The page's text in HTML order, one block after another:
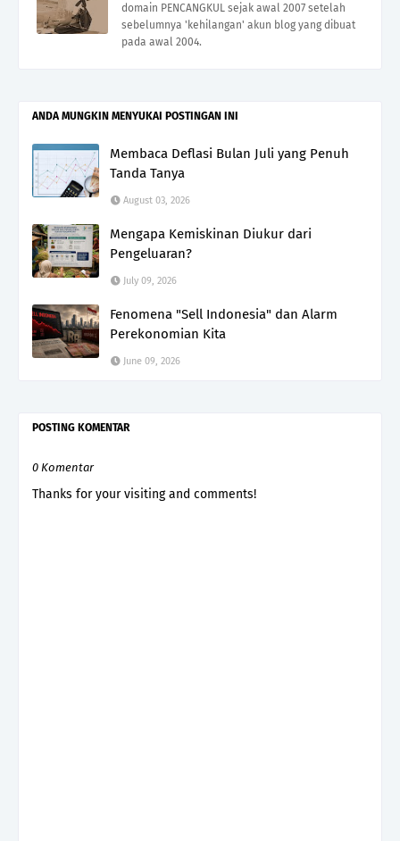
domain PENCANGKUL sejak awal 2007 setelah
sebelumnya 'kehilangan' akun blog yang dibuat
pada awal 2004.
ANDA MUNGKIN MENYUKAI POSTINGAN INI
Membaca Deflasi Bulan Juli yang Penuh
Tanda Tanya
August 03, 2026
Mengapa Kemiskinan Diukur dari
Pengeluaran?
July 09, 2026
Fenomena "Sell Indonesia" dan Alarm
Perekonomian Kita
June 09, 2026
POSTING KOMENTAR
0 Komentar
Thanks for your visiting and comments!